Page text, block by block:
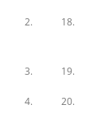
2. 18.
3. 19.
4. 20.